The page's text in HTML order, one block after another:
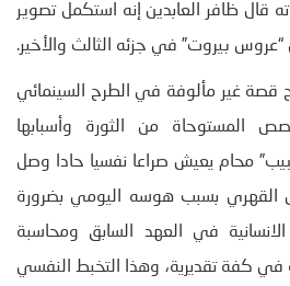
قال ظافر العابدين إنه استكمل تصوير
بيروت” في جزئه الثالث والأخير.
قصة غير مألوفة في الطرح السينمائي
المستوحاة من الثورة وأسبابها
محام يعيش صراعا نفسيا حادا وصل
بسبب هوسه اليومي بضرورة
في العهد السابق ومحاسبة
في كفة تقديرية، وهذا التخبط النفسي